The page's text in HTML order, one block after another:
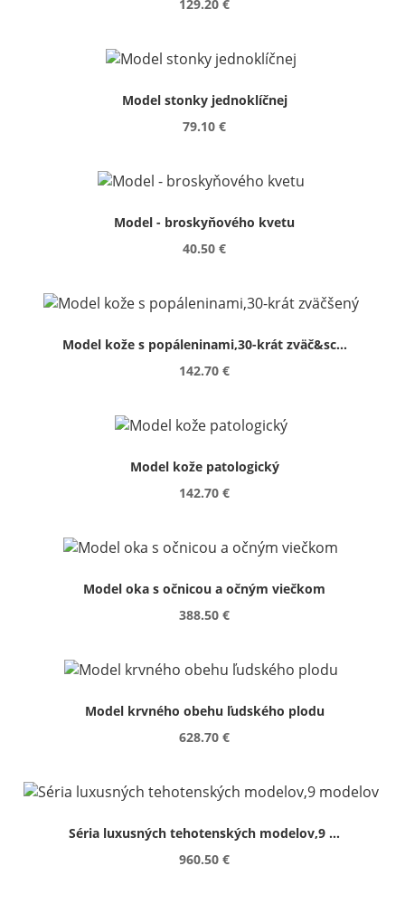
129.20 €
Model stonky jednoklíčnej
79.10 €
Model - broskyňového kvetu
40.50 €
Model kože s popáleninami,30-krát zväč&sc...
142.70 €
Model kože patologický
142.70 €
Model oka s očnicou a očným viečkom
388.50 €
Model krvného obehu ľudského plodu
628.70 €
Séria luxusných tehotenských modelov,9 ...
960.50 €